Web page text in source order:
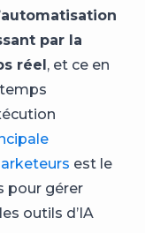
par la
réel, et ce en
est le
pour gérer
outils d’IA